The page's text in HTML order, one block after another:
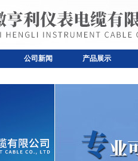
公司新闻 产品展示